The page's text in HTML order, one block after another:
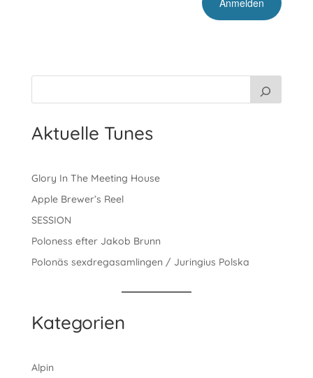
Aktuelle Tunes
Glory In The Meeting House
Apple Brewer’s Reel
SESSION
Poloness efter Jakob Brunn
Polonäs sexdregasamlingen / Juringius Polska
Kategorien
Alpin